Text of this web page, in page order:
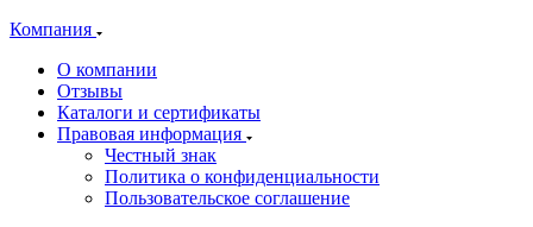
Компания
О компании
Отзывы
Каталоги и сертификаты
Правовая информация
Честный знак
Политика о конфиденциальности
Пользовательское соглашение